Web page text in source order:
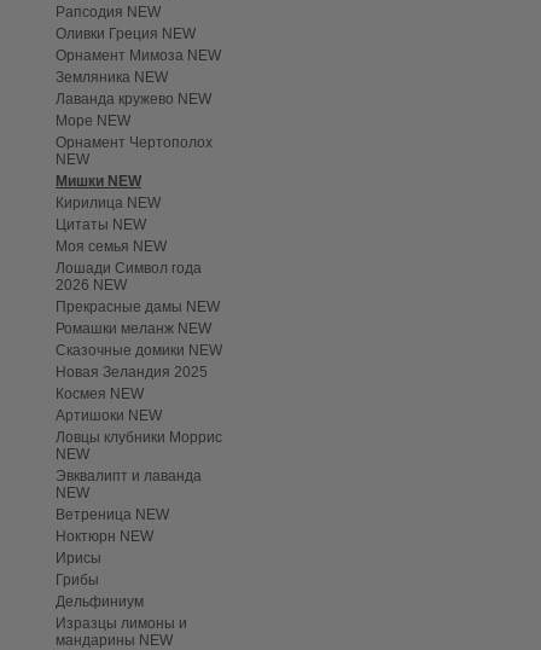
Рапсодия NEW
Оливки Греция NEW
Орнамент Мимоза NEW
Земляника NEW
Лаванда кружево NEW
Море NEW
Орнамент Чертополох
NEW
Мишки NEW
Кирилица NEW
Цитаты NEW
Моя семья NEW
Лошади Символ года
2026 NEW
Прекрасные дамы NEW
Ромашки меланж NEW
Сказочные домики NEW
Новая Зеландия 2025
Космея NEW
Артишоки NEW
Ловцы клубники Моррис
NEW
Эвквалипт и лаванда
NEW
Ветреница NEW
Ноктюрн NEW
Ирисы
Грибы
Дельфиниум
Изразцы лимоны и
мандарины NEW